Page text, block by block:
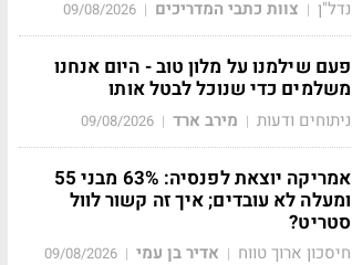
נדל"ן | צוות כתבי המדריכים |
09/08/2026
פעם שילמנו על מלון טוב - היום אנחנו
משלמים כדי שנוכל לבטל אותו
ניתוחים ודעות | מירב ארד |
09/08/2026
אמריקה יוצאת לפנסיה: 63% מבני 55
ומעלה לא עובדים; איך זה קשור לוול
סטריט?
חיסכון ארוך טווח | אדיר בן עמי |
09/08/2026